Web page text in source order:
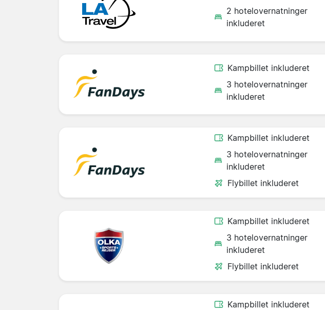
2 hotelovernatninger
inkluderet
Kampbillet inkluderet
3 hotelovernatninger
inkluderet
Kampbillet inkluderet
3 hotelovernatninger
inkluderet
Flybillet inkluderet
Kampbillet inkluderet
3 hotelovernatninger
inkluderet
Flybillet inkluderet
Kampbillet inkluderet